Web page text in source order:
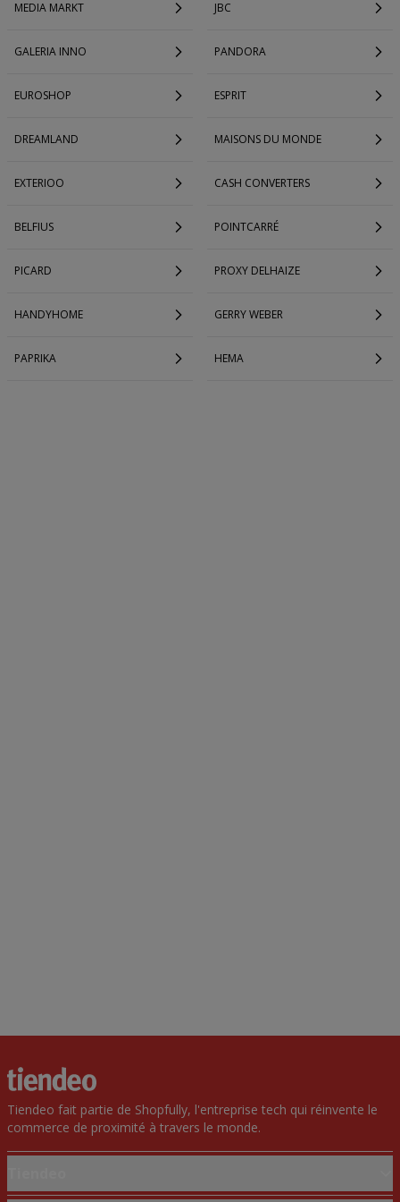
MEDIA MARKT JBC
GALERIA INNO PANDORA
EUROSHOP ESPRIT
DREAMLAND MAISONS DU MONDE
EXTERIOO CASH CONVERTERS
BELFIUS POINTCARRÉ
PICARD PROXY DELHAIZE
HANDYHOME GERRY WEBER
PAPRIKA HEMA
Tiendeo fait partie de Shopfully, l'entreprise tech qui réinvente le
commerce de proximité à travers le monde.